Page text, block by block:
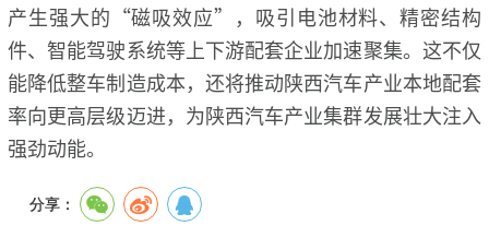
产生强大的“磁吸效应”，吸引电池材料、精密结构
件、智能驾驶系统等上下游配套企业加速聚集。这不仅
能降低整车制造成本，还将推动陕西汽车产业本地配套
率向更高层级迈进，为陕西汽车产业集群发展壮大注入
强劲动能。
分享：